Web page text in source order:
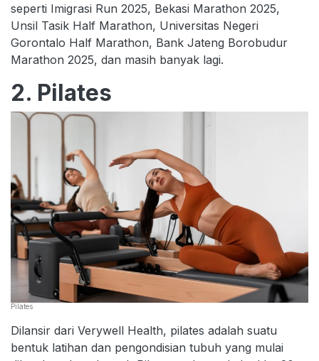
seperti Imigrasi Run 2025, Bekasi Marathon 2025,
Unsil Tasik Half Marathon, Universitas Negeri
Gorontalo Half Marathon, Bank Jateng Borobudur
Marathon 2025, dan masih banyak lagi.
2. Pilates
Pilates
Dilansir dari Verywell Health, pilates adalah suatu
bentuk latihan dan pengondisian tubuh yang mulai